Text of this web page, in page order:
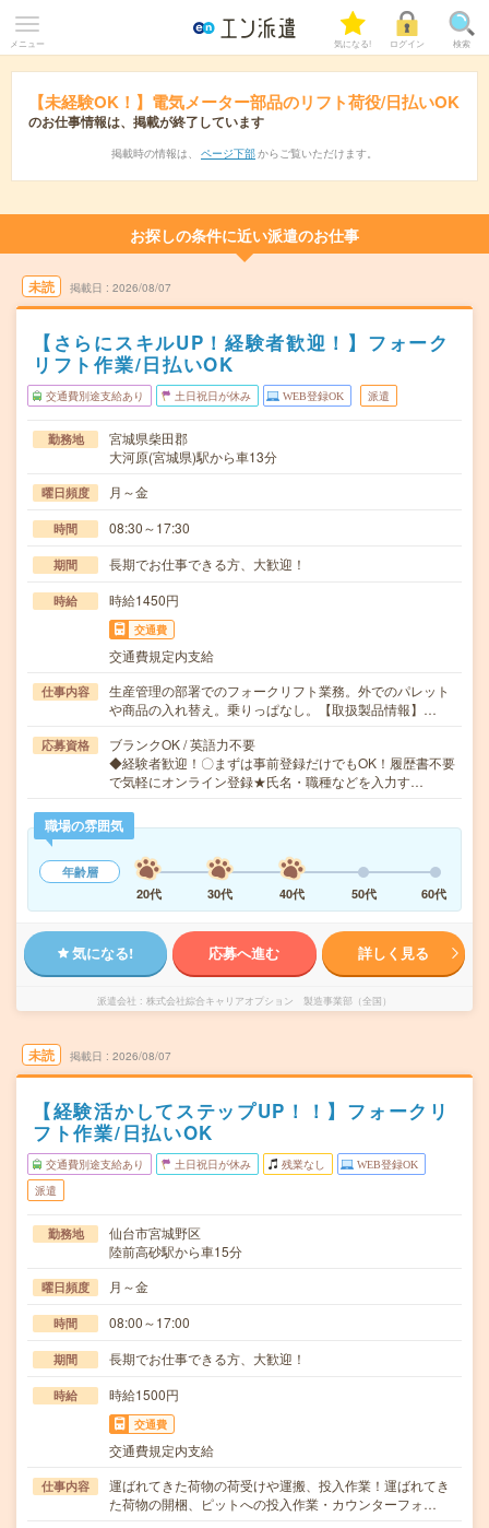
メニュー 気になる! ログイン 検索
【未経験OK！】電気メーター部品のリフト荷役/日払いOK
のお仕事情報は、掲載が終了しています
掲載時の情報は、 ページ下部 からご覧いただけます。
お探しの条件に近い派遣のお仕事
未読 掲載日 2026/08/07
【さらにスキルUP！経験者歓迎！】フォーク
リフト作業/日払いOK
交通費別途支給あり 土日祝日が休み WEB登録OK 派遣
勤務地
宮城県柴田郡
大河原(宮城県)駅から車13分
曜日頻度 月～金
時間 08:30～17:30
期間 長期でお仕事できる方、大歓迎！
時給 時給1450円
交通費
交通費規定内支給
仕事内容
生産管理の部署でのフォークリフト業務。外でのパレット
や商品の入れ替え。乗りっぱなし。【取扱製品情報】…
応募資格
ブランクOK / 英語力不要
◆経験者歓迎！〇まずは事前登録だけでもOK！履歴書不要
で気軽にオンライン登録★氏名・職種などを入力す…
職場の雰囲気
年齢層
20代
30代 40代 50代 60代
気になる! 応募へ進む 詳しく見る
派遣会社 株式会社綜合キャリアオプション 製造事業部（全国）
未読 掲載日 2026/08/07
【経験活かしてステップUP！！】フォークリ
フト作業/日払いOK
交通費別途支給あり 土日祝日が休み 残業なし WEB登録OK
派遣
勤務地
仙台市宮城野区
陸前高砂駅から車15分
曜日頻度 月～金
時間 08:00～17:00
期間 長期でお仕事できる方、大歓迎！
時給 時給1500円
交通費
交通費規定内支給
仕事内容
運ばれてきた荷物の荷受けや運搬、投入作業！運ばれてき
た荷物の開梱、ピットへの投入作業・カウンターフォ…